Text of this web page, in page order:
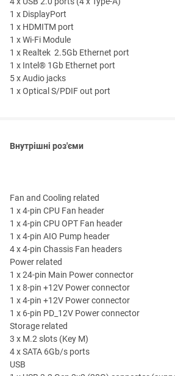
1 x DisplayPort
1 x HDMITM port
1 x Wi-Fi Module
1 x Realtek 2.5Gb Ethernet port
1 x Intel® 1Gb Ethernet port
5 x Audio jacks
1 x Optical S/PDIF out port
Внутрішні роз'єми
Fan and Cooling related
1 x 4-pin CPU Fan header
1 x 4-pin CPU OPT Fan header
1 x 4-pin AIO Pump header
4 x 4-pin Chassis Fan headers
Power related
1 x 24-pin Main Power connector
1 x 8-pin +12V Power connector
1 x 4-pin +12V Power connector
1 x 6-pin PD_12V Power connector
Storage related
3 x M.2 slots (Key M)
4 x SATA 6Gb/s ports
USB